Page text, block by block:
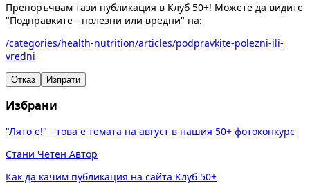
Препоръчвам тази публикация в Клуб 50+! Можете да видите
"Подправките - полезни или вредни" на:
/categories/health-nutrition/articles/podpravkite-polezni-ili-
vredni
Отказ Изпрати
Избрани
"Лято е!" - това е темата на август в нашия 50+ фотоконкурс
Стани Четен Автор
Как да качим публикация на сайта Клуб 50+